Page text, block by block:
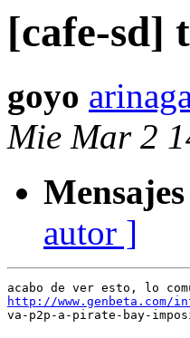
[cafe-sd]
goyo
Mie Mar 2
autor ]
http://
va-p2p-a-pirate-bay-